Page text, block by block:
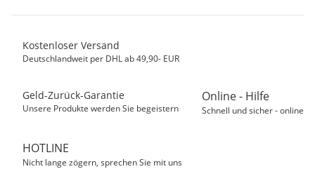
Kostenloser Versand
Deutschlandweit per DHL ab 49,90- EUR
Geld-Zurück-Garantie
Unsere Produkte werden Sie begeistern
Online - Hilfe
Schnell und sicher - online
HOTLINE
Nicht lange zögern, sprechen Sie mit uns